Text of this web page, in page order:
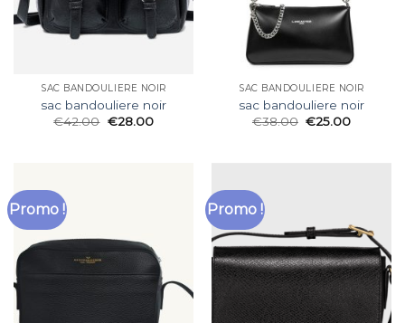
SAC BANDOULIERE NOIR
sac bandouliere noir
€42.00 €28.00
SAC BANDOULIERE NOIR
sac bandouliere noir
€38.00 €25.00
Promo ! Promo !